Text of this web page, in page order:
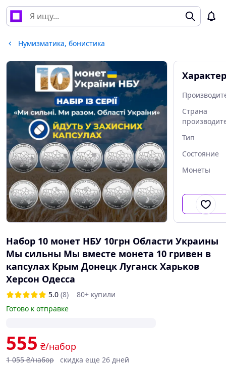
Нумизматика, бонистика
Страна
Тип
Состояние
Монеты
Набор 10 монет НБУ 10грн Области Украины
Мы сильны Мы вместе монета 10 гривен в
капсулах Крым Донецк Луганск Харьков
Херсон Одесса
5.0 (8)
80+ купили
Готово к отправке
555 ₴/набор
1 055 ₴/набор скидка еще 26 дней